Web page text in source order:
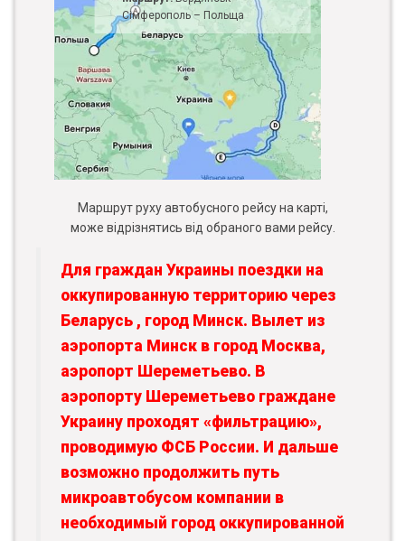
Сімферополь – Польща
Маршрут руху автобусного рейсу на карті,
може відрізнятись від обраного вами рейсу.
Для граждан Украины поездки на
оккупированную территорию через
Беларусь , город Минск. Вылет из
аэропорта Минск в город Москва,
аэропорт Шереметьево. В
аэропорту Шереметьево граждане
Украину проходят «фильтрацию»,
проводимую ФСБ России. И дальше
возможно продолжить путь
микроавтобусом компании в
необходимый город оккупированной